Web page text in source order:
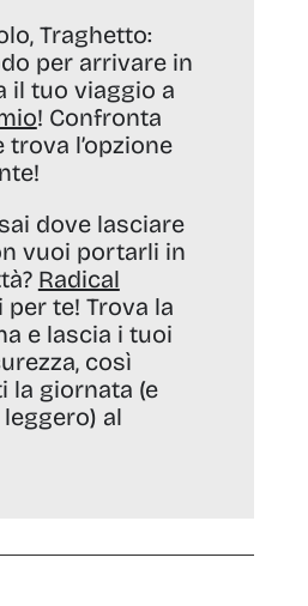
Traghetto:
per arrivare in
il tuo viaggio a
! Confronta
l’opzione
dove lasciare
vuoi portarli in
Radical
te! Trova la
e lascia i tuoi
così
la giornata (e
al